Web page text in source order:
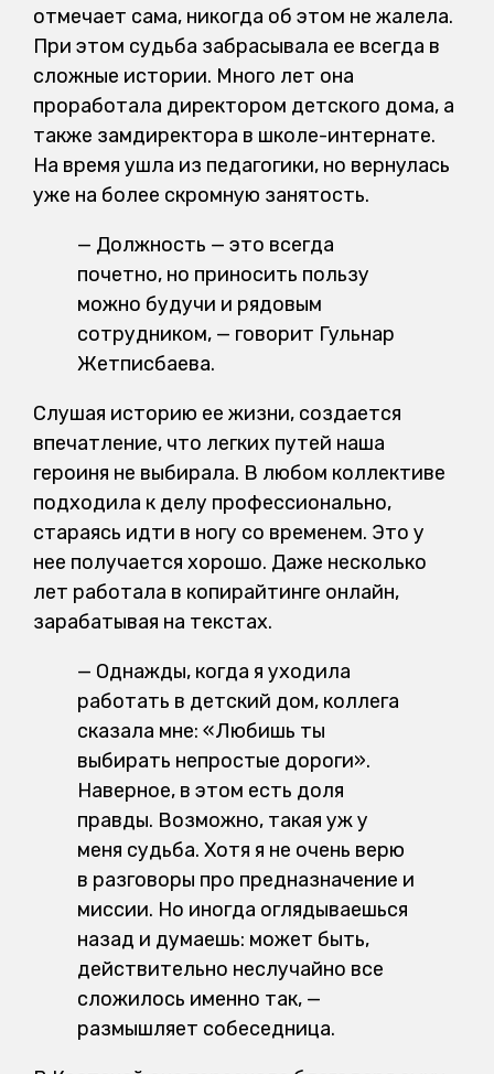
отмечает сама, никогда об этом не жалела.
При этом судьба забрасывала ее всегда в
сложные истории. Много лет она
проработала директором детского дома, а
также замдиректора в школе-интернате.
На время ушла из педагогики, но вернулась
уже на более скромную занятость.
— Должность — это всегда
почетно, но приносить пользу
можно будучи и рядовым
сотрудником, — говорит Гульнар
Жетписбаева.
Слушая историю ее жизни, создается
впечатление, что легких путей наша
героиня не выбирала. В любом коллективе
подходила к делу профессионально,
стараясь идти в ногу со временем. Это у
нее получается хорошо. Даже несколько
лет работала в копирайтинге онлайн,
зарабатывая на текстах.
— Однажды, когда я уходила
работать в детский дом, коллега
сказала мне: «Любишь ты
выбирать непростые дороги».
Наверное, в этом есть доля
правды. Возможно, такая уж у
меня судьба. Хотя я не очень верю
в разговоры про предназначение и
миссии. Но иногда оглядываешься
назад и думаешь: может быть,
действительно неслучайно все
сложилось именно так, —
размышляет собеседница.